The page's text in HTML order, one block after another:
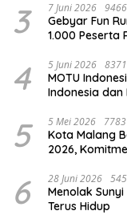
3 7 Juni 2026
Gebyar Fun
1.000 Peserta
4 5 Juni 2026
MOTU
Indonesia dan
5 5 Mei 2026
Kota Malang
2026,
6 28 Juni 2026
Menolak
Terus Hidup